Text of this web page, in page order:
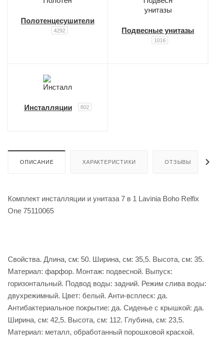
Полотенцесушители
4292 Подвесные унитазы
1016
Инсталляции 802
ОПИСАНИЕ ХАРАКТЕРИСТИКИ ОТЗЫВЫ
Комплект инсталляции и унитаза 7 в 1 Lavinia Boho Relfix
One 75110065
Свойства. Длина, см: 50. Ширина, см: 35,5. Высота, см: 35.
Материал: фарфор. Монтаж: подвесной. Выпуск:
горизонтальный. Подвод воды: задний. Режим слива воды:
двухрежимный. Цвет: белый. Анти-всплеск: да.
Антибактериальное покрытие: да. Сиденье c крышкой: да.
Ширина, см: 42,5. Высота, см: 112. Глубина, см: 23,5.
Материал: металл, обработанный порошковой краской.